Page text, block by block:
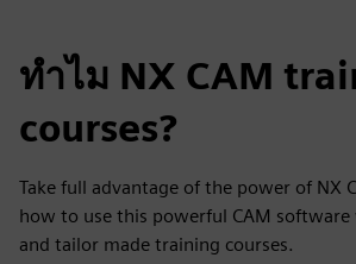
ทำไม NX CAM
courses?
Take full advantage of the power of NX
how to use this powerful CAM
and tailor made training courses.